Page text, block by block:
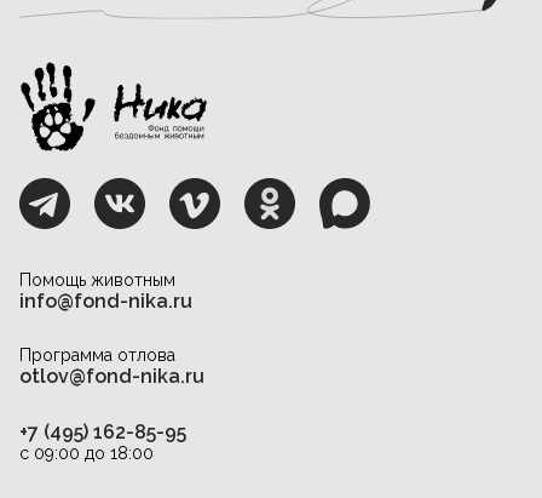
Помощь животным
info@fond-nika.ru
Программа отлова
otlov@fond-nika.ru
+7 (495) 162-85-95
с 09:00 до 18:00